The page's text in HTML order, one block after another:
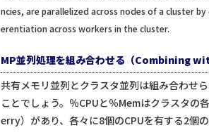
ncies, are parallelized across nodes of a cluster
erentiation across workers in the cluster.
MP並列処理を組み合わせる（Combining
共有メモリ並列とクラスタ並列は組み合わせ
ことでしょう。％CPUと％Memはクラスタ
erry）があり、各々に8個のCPUを有する2個